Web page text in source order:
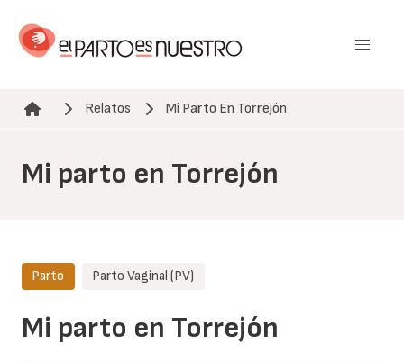
contenido
Ruta de navegación
Relatos Mi Parto En Torrejón
Mi parto en Torrejón
Mi parto en Torrejón
Parto Parto Vaginal (PV)